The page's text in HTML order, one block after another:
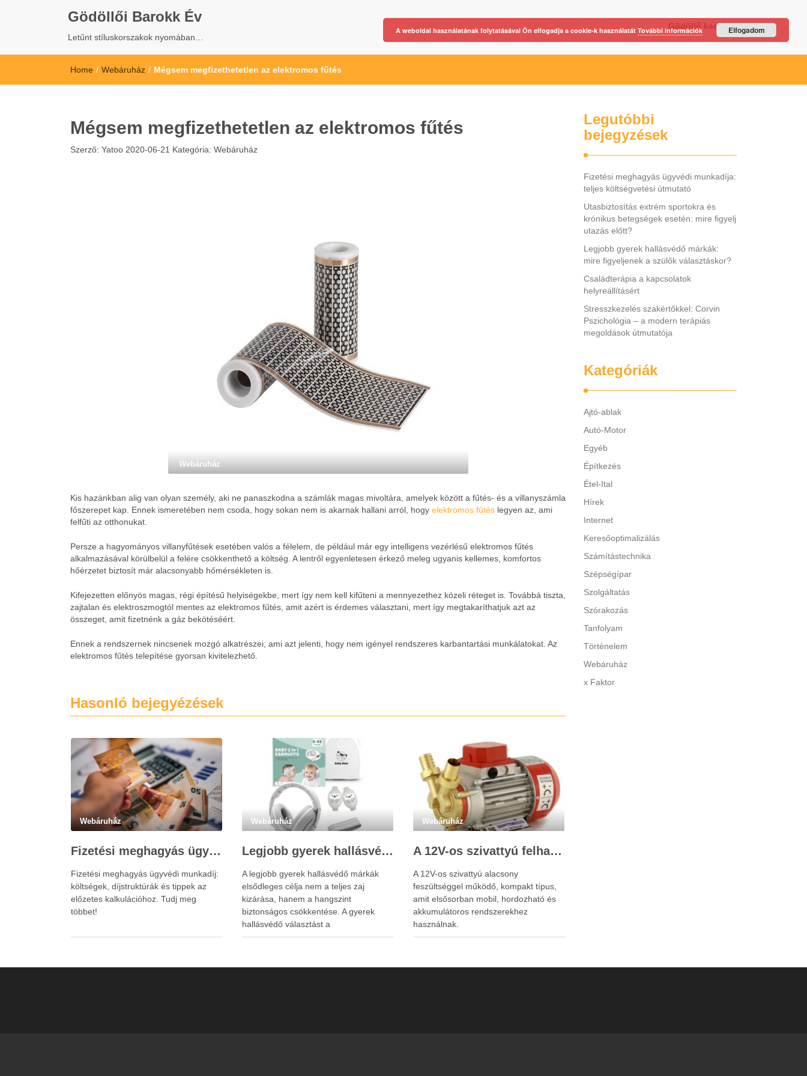
Gödöllői Barokk Év
Letűnt stíluskorszakok nyomában…
Gödöllő kastély
Home / Webáruház / Mégsem megfizethetetlen az elektromos fűtés
Mégsem megfizethetetlen az elektromos fűtés
Szerző: Yatoo 2020-06-21 Kategória: Webáruház
Webáruház
Kis hazánkban alig van olyan személy, aki ne panaszkodna a számlák magas mivoltára, amelyek között a fűtés- és a villanyszámla
főszerepet kap. Ennek ismeretében nem csoda, hogy sokan nem is akarnak hallani arról, hogy elektromos fűtés legyen az, ami
felfűti az otthonukat.
Persze a hagyományos villanyfűtések esetében valós a félelem, de például már egy intelligens vezérlésű elektromos fűtés
alkalmazásával körülbelül a felére csökkenthető a költség. A lentről egyenletesen érkező meleg ugyanis kellemes, komfortos
hőérzetet biztosít már alacsonyabb hőmérsékleten is.
Kifejezetten előnyös magas, régi építésű helyiségekbe, mert így nem kell kifűteni a mennyezethez közeli réteget is. Továbbá tiszta,
zajtalan és elektroszmogtól mentes az elektromos fűtés, amit azért is érdemes választani, mert így megtakaríthatjuk azt az
összeget, amit fizetnénk a gáz bekötéséért.
Ennek a rendszernek nincsenek mozgó alkatrészei, ami azt jelenti, hogy nem igényel rendszeres karbantartási munkálatokat. Az
elektromos fűtés telepítése gyorsan kivitelezhető.
Hasonló bejegyézések
Webáruház
Fizetési meghagyás ügyvédi munkadíja: teljes költségvetési útmutató
Fizetési meghagyás ügyvédi munkadíj:
költségek, díjstruktúrák és tippek az
előzetes kalkulációhoz. Tudj meg
többet!
Webáruház
Legjobb gyerek hallásvédő márkák: mire figyeljenek a szülők választáskor?
A legjobb gyerek hallásvédő márkák
elsődleges célja nem a teljes zaj
kizárása, hanem a hangszint
biztonságos csökkentése. A gyerek
hallásvédő választást a
www.earplugs.hu weboldal is
Webáruház
A 12V-os szivattyú felhasználása
A 12V-os szivattyú alacsony
feszültséggel működő, kompakt típus,
amit elsősorban mobil, hordozható és
akkumulátoros rendszerekhez
használnak.
Legutóbbi
bejegyzések
Fizetési meghagyás ügyvédi munkadíja:
teljes költségvetési útmutató
Utasbiztosítás extrém sportokra és
krónikus betegségek esetén: mire figyelj
utazás előtt?
Legjobb gyerek hallásvédő márkák:
mire figyeljenek a szülők választáskor?
Családterápia a kapcsolatok
helyreállításért
Stresszkezelés szakértőkkel: Corvin
Pszichológia – a modern terápiás
megoldások útmutatója
Kategóriák
Ajtó-ablak
Autó-Motor
Egyéb
Építkezés
Étel-Ital
Hírek
Internet
Keresőoptimalizálás
Számítástechnika
Szépségípar
Szolgáltatás
Szórakozás
Tanfolyam
Történelem
Webáruház
x Faktor
A weboldal használatának folytatásával Ön elfogadja a cookie-k használatát További információk Elfogadom